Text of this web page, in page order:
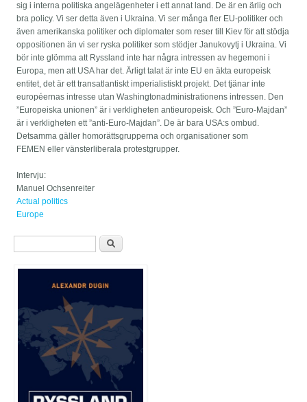
sig i interna politiska angelägenheter i ett annat land. De är en ärlig och
bra policy. Vi ser detta även i Ukraina. Vi ser många fler EU-politiker och
även amerikanska politiker och diplomater som reser till Kiev för att stödja
oppositionen än vi ser ryska politiker som stödjer Janukovytj i Ukraina. Vi
bör inte glömma att Ryssland inte har några intressen av hegemoni i
Europa, men att USA har det. Ärligt talat är inte EU en äkta europeisk
entitet, det är ett transatlantiskt imperialistiskt projekt. Det tjänar inte
européernas intresse utan Washingtonadministrationens intressen. Den
”Europeiska unionen” är i verkligheten antieuropeisk. Och ”Euro-Majdan”
är i verkligheten ett ”anti-Euro-Majdan”. De är bara USA:s ombud.
Detsamma gäller homorättsgrupperna och organisationer som
FEMEN eller vänsterliberala protestgrupper.
Intervju:
Manuel Ochsenreiter
Actual politics
Europe